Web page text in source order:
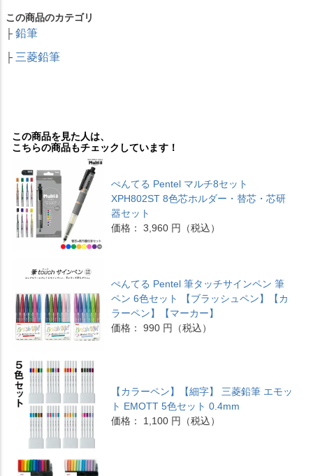
この商品のカテゴリ
├ 鉛筆
├ 三菱鉛筆
この商品を見た人は、
こちらの商品もチェックしています！
ぺんてる Pentel マルチ8セット
XPH802ST 8色芯ホルダー・替芯・芯研
器セット
価格： 3,960 円（税込）
ぺんてる Pentel 筆タッチサインペン 筆
ペン 6色セット 【ブラッシュペン】【カ
ラーペン】【マーカー】
価格： 990 円（税込）
【カラーペン】【細字】 三菱鉛筆 エモッ
ト EMOTT 5色セット 0.4mm
価格： 1,100 円（税込）